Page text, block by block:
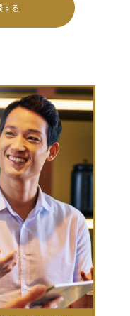
る